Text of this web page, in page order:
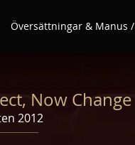
Översättningar & Manus /
Now Change
2012